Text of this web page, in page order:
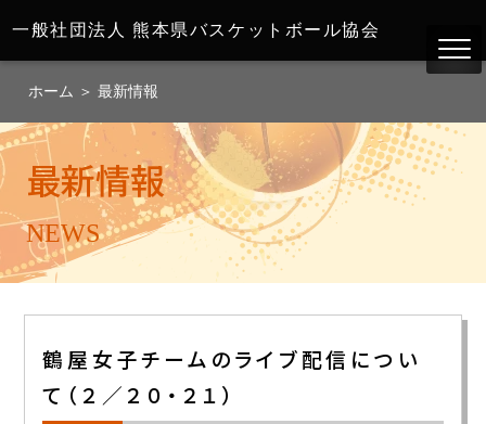
一般社団法人 熊本県バスケットボール協会
ホーム ＞ 最新情報
最新情報
NEWS
鶴屋女子チームのライブ配信につい
て（２／２０・２１）